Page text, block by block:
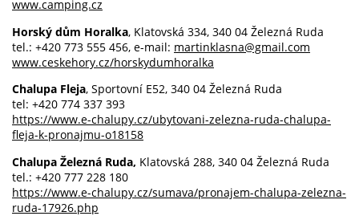
www.camping.cz
Horský dům Horalka, Klatovská 334, 340 04 Železná Ruda
tel.: +420 773 555 456, e-mail: martinklasna@gmail.com
www.ceskehory.cz/horskydumhoralka
Chalupa Fleja, Sportovní E52, 340 04 Železná Ruda
tel: +420 774 337 393
https://www.e-chalupy.cz/ubytovani-zelezna-ruda-chalupa-
fleja-k-pronajmu-o18158
Chalupa Železná Ruda, Klatovská 288, 340 04 Železná Ruda
tel.: +420 777 228 180
https://www.e-chalupy.cz/sumava/pronajem-chalupa-zelezna-
ruda-17926.php